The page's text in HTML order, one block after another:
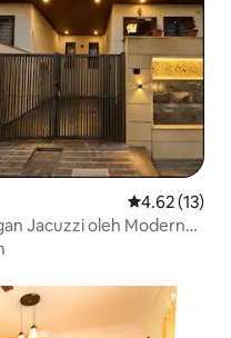
Penarafan
4.62 (13)
Jacuzzi oleh Modern